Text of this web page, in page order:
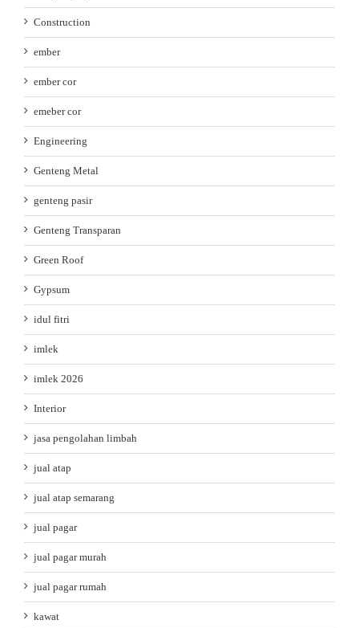
Construction
ember
ember cor
emeber cor
Engineering
Genteng Metal
genteng pasir
Genteng Transparan
Green Roof
Gypsum
idul fitri
imlek
imlek 2026
Interior
jasa pengolahan limbah
jual atap
jual atap semarang
jual pagar
jual pagar murah
jual pagar rumah
kawat